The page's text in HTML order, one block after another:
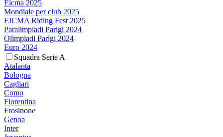
Eicma 2025
Mondiale per club 2025
EICMA Riding Fest 2025
Paralimpiadi Parigi 2024
Olimpiadi Parigi 2024
Euro 2024
Squadra Serie A
Atalanta
Bologna
Cagliari
Como
Fiorentina
Frosinone
Genoa
Inter